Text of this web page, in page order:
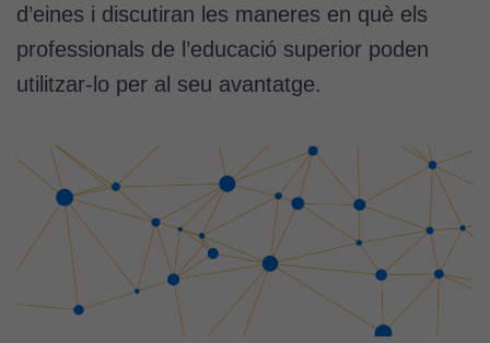
d’eines i discutiran les maneres en què els
professionals de l’educació superior poden
utilitzar-lo per al seu avantatge.